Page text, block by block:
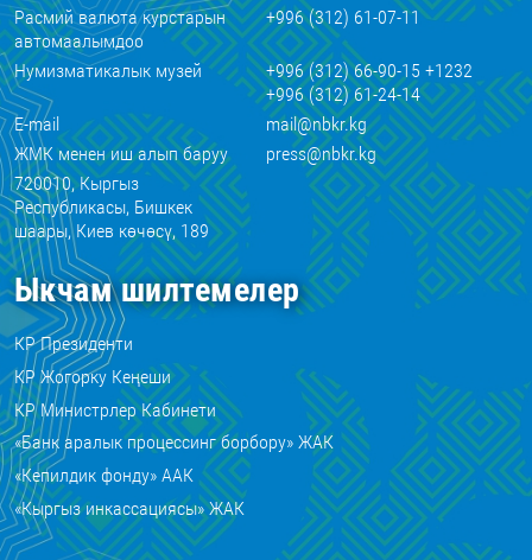
Расмий валюта курстарын
автомаалымдоо
+996 (312) 61-07-11
Нумизматикалык музей
+996 (312) 66-90-15 +1232
+996 (312) 61-24-14
E-mail
mail@nbkr.kg
ЖМК менен иш алып баруу
press@nbkr.kg
720010, Кыргыз
Республикасы, Бишкек
шаары, Киев көчөсү, 189
Ыкчам шилтемелер
КР Президенти
КР Жогорку Кеңеши
КР Министрлер Кабинети
«Банк аралык процессинг борбору» ЖАК
«Кепилдик фонду» ААК
«Кыргыз инкассациясы» ЖАК